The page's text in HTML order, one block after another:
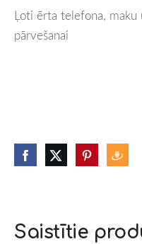
Ļoti ērta telefona,
pārvešanai
Saistītie